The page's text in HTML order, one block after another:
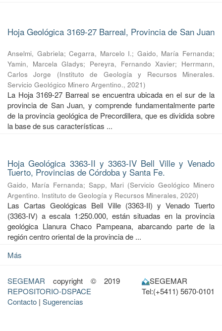
Hoja Geológica 3169-27 Barreal, Provincia de San Juan
Anselmi, Gabriela;Cegarra, Marcelo I.; Gaido, María Fernanda;
Yamin, Marcela Gladys; Pereyra, Fernando Xavier; Herrmann,
Carlos Jorge
(Instituto de Geología y Recursos Minerales.
Servicio Geológico Minero Argentino., 2021)
La Hoja 3169-27 Barreal se encuentra ubicada en el sur de la
provincia de San Juan, y comprende fundamentalmente parte
de la provincia geológica de Precordillera, que es dividida sobre
la base de sus características ...
Hoja Geológica 3363-II y 3363-IV Bell Ville y Venado
Tuerto, Provincias de Córdoba y Santa Fe.
Gaido, María Fernanda; Sapp, Mari (Servicio Geológico Minero
Argentino. Instituto de Geología y Recursos Minerales, 2020)
Las Cartas Geológicas Bell Ville (3363-II) y Venado Tuerto
(3363-IV) a escala 1:250.000, están situadas en la provincia
geológica Llanura Chaco Pampeana, abarcando parte de la
región centro oriental de la provincia de ...
Más
SEGEMAR copyright © 2019
REPOSITORIO-DSPACE
Contacto | Sugerencias
SEGEMAR
Tel:(+5411) 5670-0101